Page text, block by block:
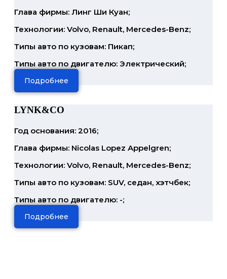
Глава фирмы: Линг Ши Куан;
Технологии: Volvo, Renault, Mercedes-Benz;
Типы авто по кузовам: Пикап;
Типы авто по двигателю: Электрический;
Подробнее
LYNK&CO
Год основания: 2016;
Глава фирмы: Nicolas Lopez Appelgren;
Технологии: Volvo, Renault, Mercedes-Benz;
Типы авто по кузовам: SUV, седан, хэтчбек;
Типы авто по двигателю: -;
Подробнее